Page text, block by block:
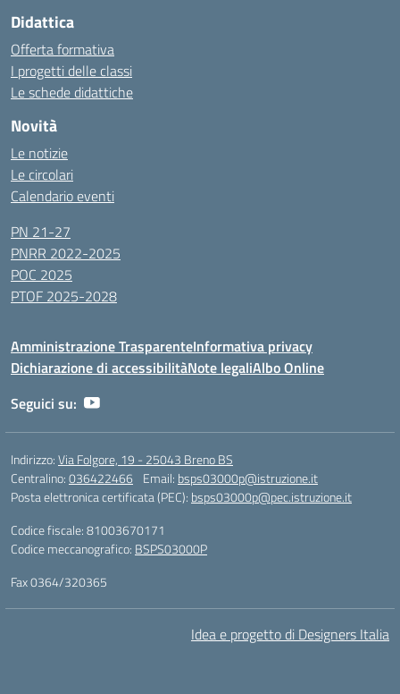
Didattica
Offerta formativa
I progetti delle classi
Le schede didattiche
Novità
Le notizie
Le circolari
Calendario eventi
PN 21-27
PNRR 2022-2025
POC 2025
PTOF 2025-2028
Amministrazione TrasparenteInformativa privacy
Dichiarazione di accessibilitàNote legaliAlbo Online
Seguici su:
Indirizzo:Via Folgore, 19 - 25043 Breno BS
Centralino:036422466 Email: bsps03000p@istruzione.it
Posta elettronica certificata (PEC): bsps03000p@pec.istruzione.it
Codice fiscale: 81003670171
Codice meccanografico: BSPS03000P
Fax 0364/320365
Idea e progetto di Designers Italia